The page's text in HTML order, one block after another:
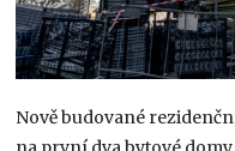
Nově budované